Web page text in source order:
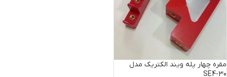
مقره چهار پله ویند الکتریک مدل
SE4-30